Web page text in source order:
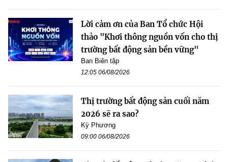
Lời cảm ơn của Ban Tổ chức Hội
thảo "Khơi thông nguồn vốn cho thị
trường bất động sản bền vững"
Ban Biên tập
12:05 06/08/2026
Thị trường bất động sản cuối năm
2026 sẽ ra sao?
Kỳ Phương
09:00 06/08/2026